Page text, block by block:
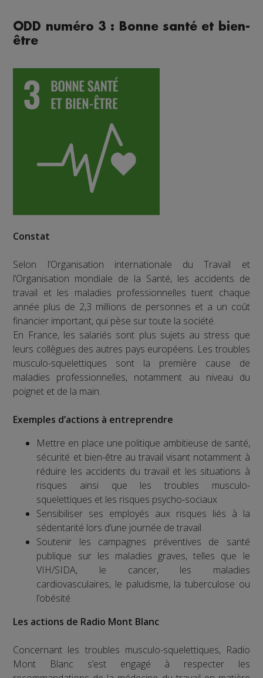
ODD numéro 3 : Bonne santé et bien-
être
Constat
Selon l’Organisation internationale du Travail et
l’Organisation mondiale de la Santé, les accidents de
travail et les maladies professionnelles tuent chaque
année plus de 2,3 millions de personnes et a un coût
financier important, qui pèse sur toute la société.
En France, les salariés sont plus sujets au stress que
leurs collègues des autres pays européens. Les troubles
musculo-squelettiques sont la première cause de
maladies professionnelles, notamment au niveau du
poignet et de la main.
Exemples d’actions à entreprendre
Mettre en place une politique ambitieuse de santé,
sécurité et bien-être au travail visant notamment à
réduire les accidents du travail et les situations à
risques ainsi que les troubles musculo-
squelettiques et les risques psycho-sociaux
Sensibiliser ses employés aux risques liés à la
sédentarité lors d’une journée de travail
Soutenir les campagnes préventives de santé
publique sur les maladies graves, telles que le
VIH/SIDA, le cancer, les maladies
cardiovasculaires, le paludisme, la tuberculose ou
l’obésité
Les actions de Radio Mont Blanc
Concernant les troubles musculo-squelettiques, Radio
Mont Blanc s’est engagé à respecter les